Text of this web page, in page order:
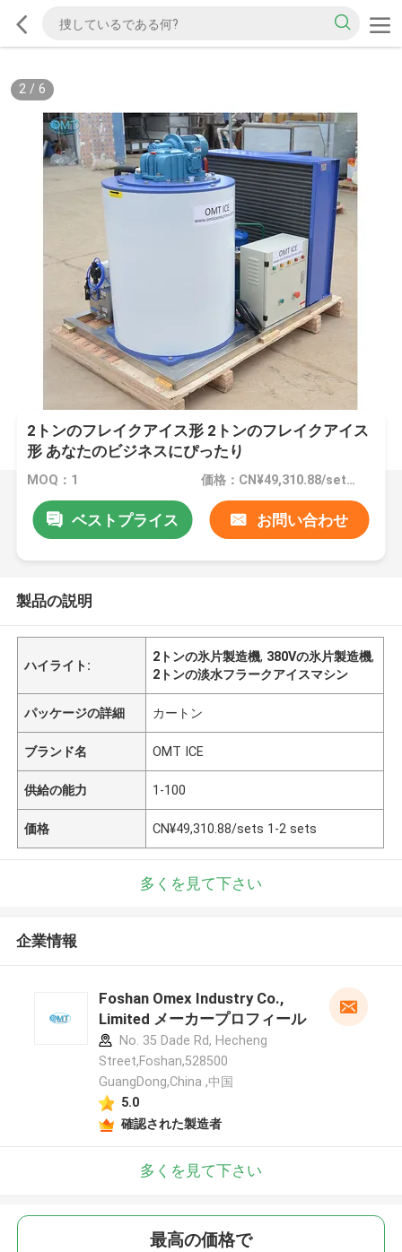
2/ 6
2トンのフレイクアイス形 2トンのフレイクアイス
形 あなたのビジネスにぴったり
MOQ：1 価格：CN¥49,310.88/sets 1-2 sets
ベストプライス お問い合わせ
製品の説明
ハイライト:
2トンの氷片製造機, 380Vの氷片製造機,
2トンの淡水フラークアイスマシン
パッケージの詳細 カートン
ブランド名 OMT ICE
供給の能力 1-100
価格 CN¥49,310.88/sets 1-2 sets
多くを見て下さい
企業情報
Foshan Omex Industry Co.,
Limited メーカープロフィール
No. 35 Dade Rd, Hecheng
Street,Foshan,528500
GuangDong,China ,中国
5.0
確認された製造者
多くを見て下さい
最高の価格で